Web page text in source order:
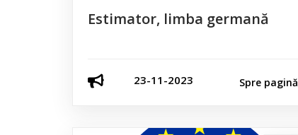
Estimator, limba germană
23-11-2023 Spre pagină